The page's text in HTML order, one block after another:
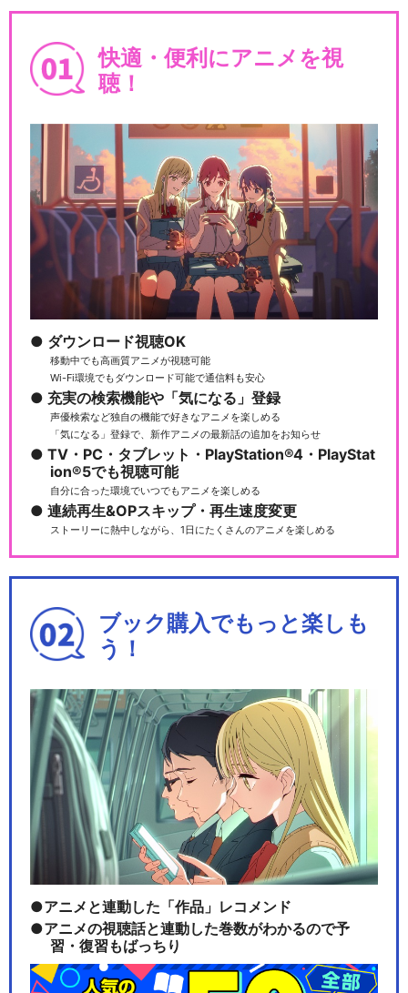
ャイニーカラーズ」
of Re;…
閉じる
快適・便利にアニメを視
聴！
ダウンロード視聴OK
移動中でも高画質アニメが視聴可能
Wi-Fi環境でもダウンロード可能で通信料も安心
充実の検索機能や「気になる」登録
声優検索など独自の機能で好きなアニメを楽しめる
「気になる」登録で、新作アニメの最新話の追加をお知らせ
TV・PC・タブレット・PlayStation®4・PlayStat
ion®5でも視聴可能
自分に合った環境でいつでもアニメを楽しめる
連続再生&OPスキップ・再生速度変更
ストーリーに熱中しながら、1日にたくさんのアニメを楽しめる
ブック購入でもっと楽しも
う！
アニメと連動した「作品」レコメンド
アニメの視聴話と連動した巻数がわかるので予
習・復習もばっちり